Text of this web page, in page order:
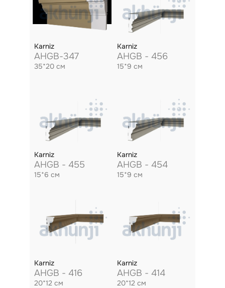
Karniz
AHGB-347
35*20 см
Karniz
AHGB - 456
15*9 см
Karniz
AHGB - 455
15*6 см
Karniz
AHGB - 454
15*9 см
Karniz
AHGB - 416
20*12 см
Karniz
AHGB - 414
20*12 см